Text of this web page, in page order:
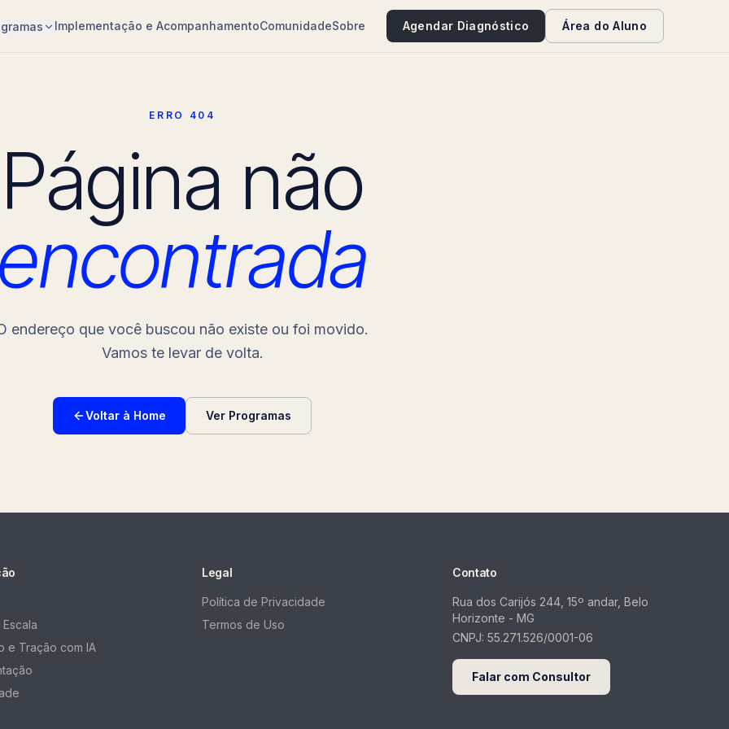
Implementação e AcompanhamentoComunidadeSobre Agendar Diagnóstico Área do Aluno
ERRO 404
Página não
endereço que você buscou não existe ou foi movido.
Vamos te levar de volta.
Voltar à Home Ver Programas
e Tração com IA
Legal
Política de Privacidade
Termos de Uso
Contato
Rua dos Carijós 244, 15º andar, Belo
Horizonte - MG
CNPJ: 55.271.526/0001-06
Falar com Consultor